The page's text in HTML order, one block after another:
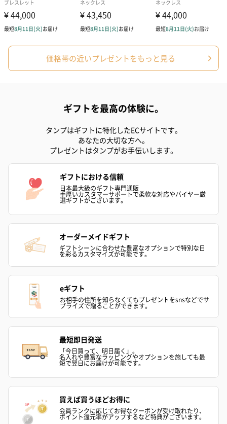
価格帯の近いプレゼントをもっと見る
ギフトを最高の体験に。
タンプはギフトに特化したECサイトです。
あなたの大切な方へ。
プレゼントはタンプがお手伝いします。
ギフトにおける信頼
日本最大級のギフト専門通販
手厚いカスタマーサポートで柔軟な対応やバイヤー厳
選ギフトがございます。
オーダーメイドギフト
ギフトシーンに合わせた豊富なオプションで特別な日
を彩るカスタマイズが可能です。
eギフト
お相手の住所を知らなくてもプレゼントをsnsなどでサ
プライズで贈ることができます。
最短即日発送
「今日買って、明日届く」。
名入れや豊富なラッピングやオプションを施しても最
短で翌日にお届けが可能です。
買えば買うほどお得に
会員ランクに応じてお得なクーポンが受け取れたり、
ポイント還元率がアップするなど特典がございます。